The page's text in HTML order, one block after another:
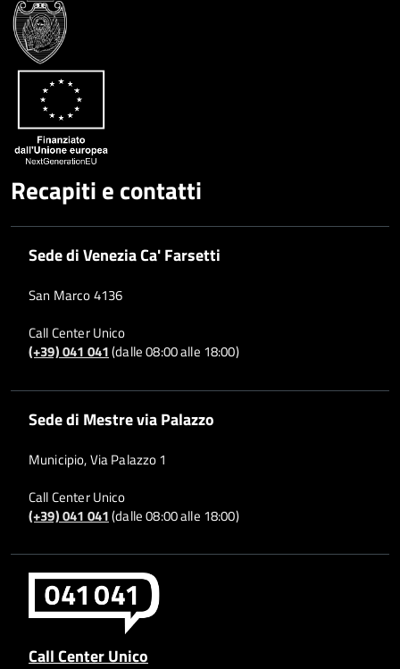
Recapiti e contatti
Sede di Venezia Ca' Farsetti
San Marco 4136
Call Center Unico
(+39) 041 041(dalle 08:00 alle 18:00)
Sede di Mestre via Palazzo
Municipio, Via Palazzo 1
Call Center Unico
(+39) 041 041(dalle 08:00 alle 18:00)
Call Center Unico